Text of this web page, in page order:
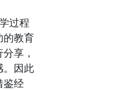
过程
的教育
享，
。因此
鉴经